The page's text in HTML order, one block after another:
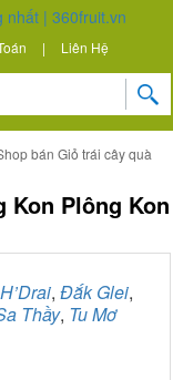
| Liên Hệ
bán Giỏ trái cây quà
Kon Plông Kon
, Đắk Glei,
Thầy, Tu Mơ